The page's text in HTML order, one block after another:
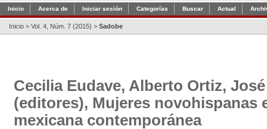
Inicio Acerca de Iniciar sesión Categorías Buscar Actual
Inicio > Vol. 4, Núm. 7 (2015) > Sadobe
Cecilia Eudave, Alberto Ortiz,
(editores), Mujeres novohispanas
mexicana contemporánea